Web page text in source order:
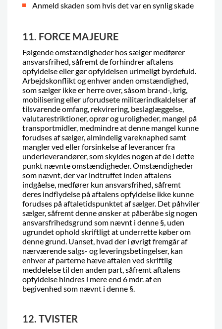
Anmeld skaden som hvis det var en synlig skade
11. FORCE MAJEURE
Følgende omstændigheder hos sælger medfører
ansvarsfrihed, såfremt de forhindrer aftalens
opfyldelse eller gør opfyldelsen urimeligt byrdefuld.
Arbejdskonflikt og enhver anden omstændighed,
som sælger ikke er herre over, såsom brand-, krig,
mobilisering eller uforudsete militærindkaldelser af
tilsvarende omfang, rekvirering, beslaglæggelse,
valutarestriktioner, oprør og uroligheder, mangel på
transportmidler, medmindre at denne mangel kunne
forudses af sælger, almindelig vareknaphed samt
mangler ved eller forsinkelse af leverancer fra
underleverandører, som skyldes nogen af de i dette
punkt nævnte omstændigheder. Omstændigheder
som nævnt, der var indtruffet inden aftalens
indgåelse, medfører kun ansvarsfrihed, såfremt
deres indflydelse på aftalens opfyldelse ikke kunne
forudses på aftaletidspunktet af sælger. Det påhviler
sælger, såfremt denne ønsker at påberåbe sig nogen
ansvarsfrihedsgrund som nævnt i denne §, uden
ugrundet ophold skriftligt at underrette køber om
denne grund. Uanset, hvad der i øvrigt fremgår af
nærværende salgs- og leveringsbetingelser, kan
enhver af parterne hæve aftalen ved skriftlig
meddelelse til den anden part, såfremt aftalens
opfyldelse hindres i mere end 6 mdr. af en
begivenhed som nævnt i denne §.
12. TVISTER